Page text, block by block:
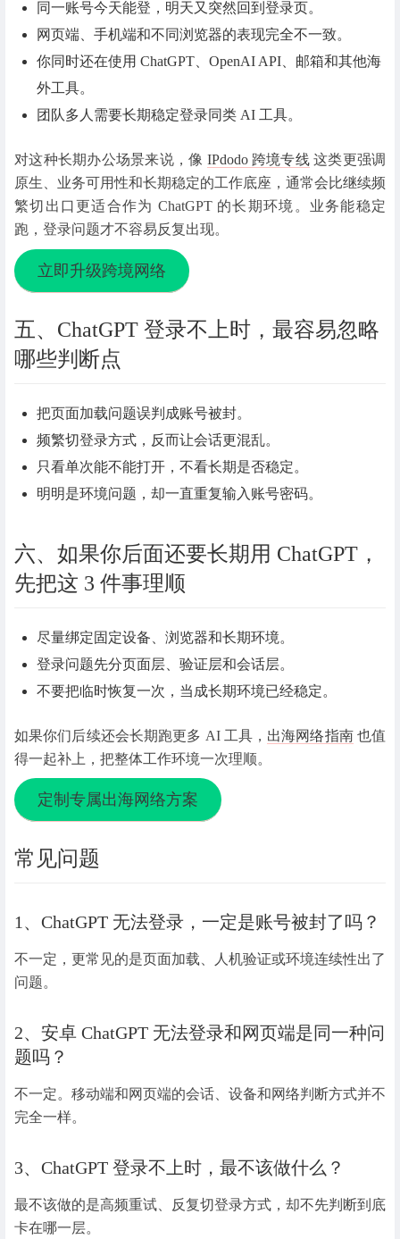
同一账号今天能登，明天又突然回到登录页。
网页端、手机端和不同浏览器的表现完全不一致。
你同时还在使用 ChatGPT、OpenAI API、邮箱和其他海
外工具。
团队多人需要长期稳定登录同类 AI 工具。
对这种长期办公场景来说，像 IPdodo 跨境专线这类更强调
原生、业务可用性和长期稳定的工作底座，通常会比继续频
繁切出口更适合作为 ChatGPT 的长期环境。业务能稳定
跑，登录问题才不容易反复出现。
立即升级跨境网络
五、ChatGPT 登录不上时，最容易忽略
哪些判断点
把页面加载问题误判成账号被封。
频繁切登录方式，反而让会话更混乱。
只看单次能不能打开，不看长期是否稳定。
明明是环境问题，却一直重复输入账号密码。
六、如果你后面还要长期用 ChatGPT，
先把这 3 件事理顺
尽量绑定固定设备、浏览器和长期环境。
登录问题先分页面层、验证层和会话层。
不要把临时恢复一次，当成长期环境已经稳定。
如果你们后续还会长期跑更多 AI 工具， 出海网络指南也值
得一起补上，把整体工作环境一次理顺。
定制专属出海网络方案
常见问题
1、ChatGPT 无法登录，一定是账号被封了吗？
不一定，更常见的是页面加载、人机验证或环境连续性出了
问题。
2、安卓 ChatGPT 无法登录和网页端是同一种问
题吗？
不一定。移动端和网页端的会话、设备和网络判断方式并不
完全一样。
3、ChatGPT 登录不上时，最不该做什么？
最不该做的是高频重试、反复切登录方式，却不先判断到底
卡在哪一层。